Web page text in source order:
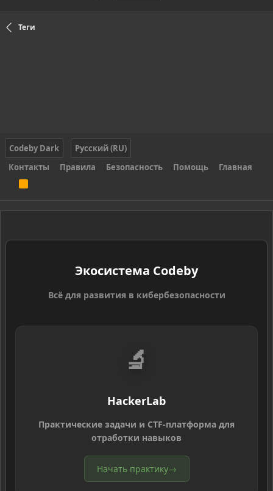
Теги
Codeby Dark
Русский (RU)
Контакты
Правила Безопасность Помощь Главная
S
Экосистема Codeby
Всё для развития в кибербезопасности
🔬
HackerLab
Практические задачи и CTF-платформа для
отработки навыков
Начать практику→